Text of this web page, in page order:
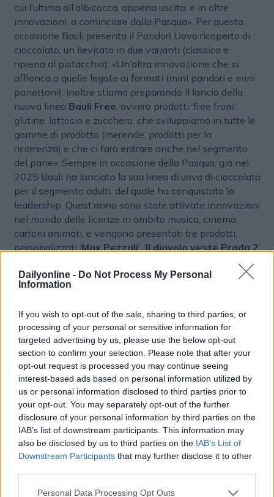
Dailyonline - Do Not Process My Personal
Information
If you wish to opt-out of the sale, sharing to third parties, or
processing of your personal or sensitive information for
targeted advertising by us, please use the below opt-out
section to confirm your selection. Please note that after your
opt-out request is processed you may continue seeing
interest-based ads based on personal information utilized by
us or personal information disclosed to third parties prior to
your opt-out. You may separately opt-out of the further
disclosure of your personal information by third parties on the
IAB’s list of downstream participants. This information may
also be disclosed by us to third parties on the IAB’s List of
Downstream Participants that may further disclose it to other
Personal Data Processing Opt Outs
cui l’ultima all’albicocca, appena uscita, e in altre
innovazioni, a cominciare dalla Pasqua». Per questa
occasione Bauli presenta il Pandorì Uovo ricoperto di
cioccolato, un lievitato in due varianti (classica e
ripiena al pistacchio): «Un’altra innovazione che si
affianca a quelle legate ai formati (mini pandori e mini
panettoni). Inoltre stiamo preparando il lancio della
nuova linea Bauli Free , ovvero prodotti ‘free from’:
glutine, lattosio e zucchero, che sviluppiamo in tutte le
gamme di prodotto (merende, prodotti per la
ricorrenza) e che ci farà entrare anche nel segmento
del pane». Sempre in occasione della Pasqua, già nel
2025 Bauli ha lanciato la sua linea di uova di cioccolato
per il segmento adulti, del quale ha conquistato la
leadership. Quest’anno sono state attivate innovazioni
nel mondo delle licenze in ambito musica, cinema,
cartoni animati, e vengono presentati tre prodotti,
personalizzati ‘Max Pezzali’, ‘Il diavolo veste Prada 2’
lo scorso Natale sono
stati presentati i panettoni salati, andati esauriti, e per
Pasqua si ripete l’esperienza con la colomba salata (al
Motta in collaborazione conBruno Barbieriha
realizzato le uova di cioccolato, in tre referenze, con un
posizionamento premium.
Campagne
Dopo il 2025 in cui il 60% degli investimenti in
comunicazione è stato dedicato al segmento merende
e il resto al Natale, quest’anno Bauli si concentrerà sui
prodotti continuativi e sulle innovazioni. Per Pasqua
non sono previste campagne televisive, ma iniziative